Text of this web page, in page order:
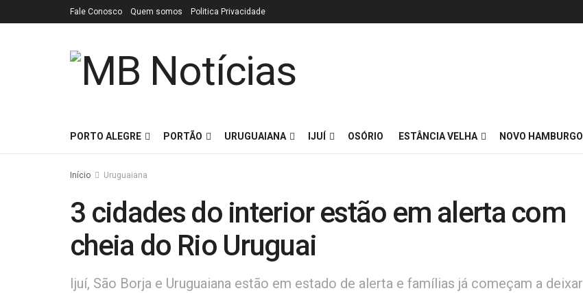
Fale Conosco Quem somos Politica Privacidade
PORTO ALEGRE PORTÃO URUGUAIANA IJUÍ OSÓRIO ESTÂNCIA VELHA NOVO HAMBURGO
Início Uruguaiana
3 cidades do interior estão em alerta com
cheia do Rio Uruguai
Ijuí, São Borja e Uruguaiana estão em estado de alerta e famílias já começam a deixar